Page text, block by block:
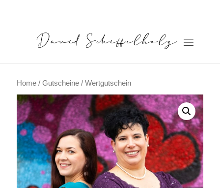
Home /Gutscheine / Wertgutschein